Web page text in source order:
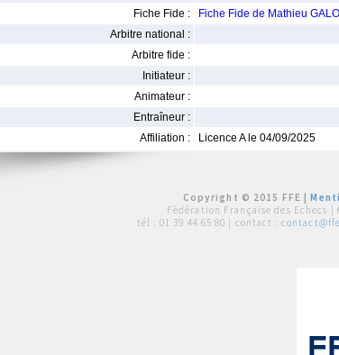
Fiche Fide :
Fiche Fide de Mathieu
Arbitre national :
Arbitre fide :
Initiateur :
Animateur :
Entraîneur :
Affiliation :
Licence A le 04/09/2025
Copyright © 2015 FFE |
Fédération Française des Echecs |
tél : 01 39 44 65 80 | contact :